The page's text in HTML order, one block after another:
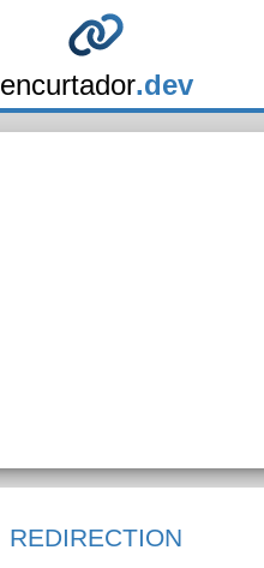
encurtador.dev
REDIRECTION